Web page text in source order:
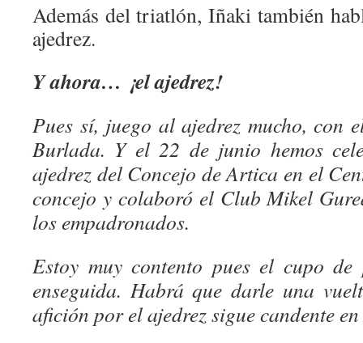
Además del triatlón, Iñaki también
ajedrez.
Y ahora… ¡el ajedrez!
Pues sí, juego al ajedrez mucho, con
Burlada. Y el 22 de junio hemos
ajedrez del Concejo de Artica en el
concejo y colaboró el Club Mikel
los empadronados.
Estoy muy contento pues el cupo
enseguida. Habrá que darle una
afición por el ajedrez sigue candente